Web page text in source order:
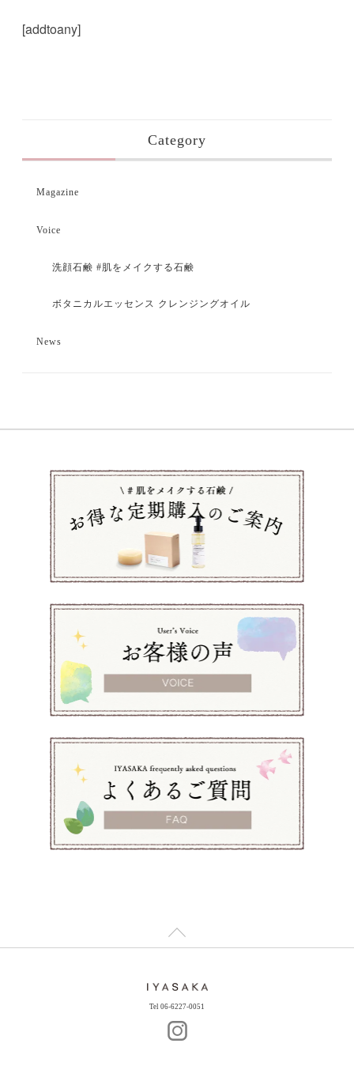
[addtoany]
Category
Magazine
Voice
洗顔石鹸 #肌をメイクする石鹸
ボタニカルエッセンス クレンジングオイル
News
Tel 06-6227-0051